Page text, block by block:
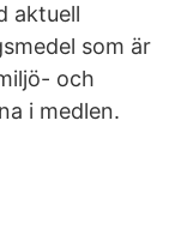
aktuell
som är
och
i medlen.